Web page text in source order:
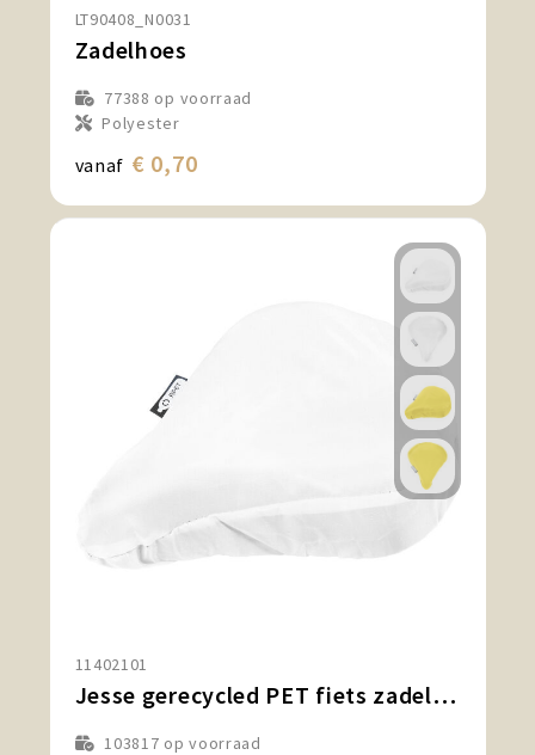
LT90408_N0031
Zadelhoes
77388 op voorraad
Polyester
vanaf € 0,70
11402101
Jesse gerecycled PET fiets zadelhoes
103817 op voorraad